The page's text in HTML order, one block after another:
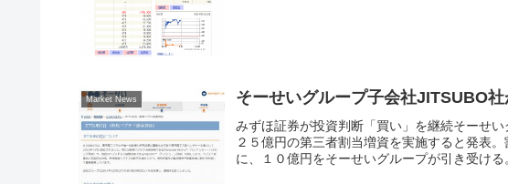
Market News そーせいグループ子会社JITSUBO
みずほ証券が投資判断「買い」を継続そーせ
２５億円の第三者割当増資を実施すると発表
に、１０億円をそーせいグループが引き受ける